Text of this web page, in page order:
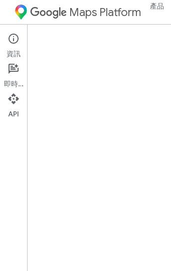
Maps Platform 產品
Environment
指南
資訊
即時通訊
API